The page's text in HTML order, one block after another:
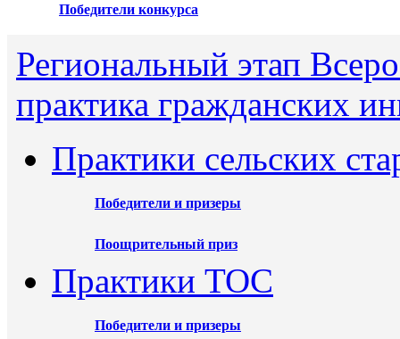
Победители конкурса
Региональный этап
практика гражданских
Практики сельских
Победители и призеры
Поощрительный приз
Практики ТОС
Победители и призеры